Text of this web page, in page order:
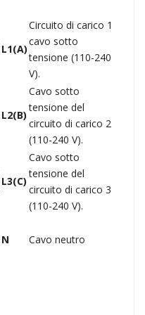
L1(A)
Circuito di carico 1
cavo sotto
tensione (110-240
V).
L2(B)
Cavo sotto
tensione del
circuito di carico 2
(110-240 V).
L3(C)
Cavo sotto
tensione del
circuito di carico 3
(110-240 V).
N Cavo neutro